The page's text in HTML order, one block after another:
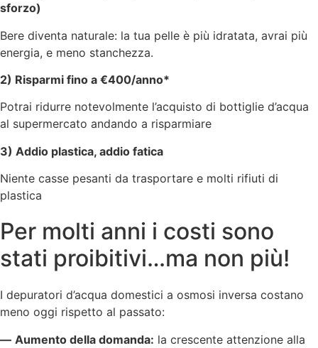
sforzo)
Bere diventa naturale: la tua pelle è più idratata, avrai più
energia, e meno stanchezza.
2) Risparmi fino a €400/anno*
Potrai ridurre notevolmente l’acquisto di bottiglie d’acqua
al supermercato andando a risparmiare
3) Addio plastica, addio fatica
Niente casse pesanti da trasportare e molti rifiuti di
plastica
Per molti anni i costi sono
stati proibitivi…ma non più!
I depuratori d’acqua domestici a osmosi inversa costano
meno oggi rispetto al passato:
— Aumento della domanda: la crescente attenzione alla